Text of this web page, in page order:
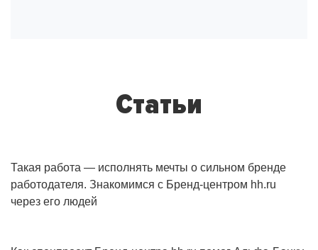
Статьи
Такая работа — исполнять мечты о сильном бренде
работодателя. Знакомимся с Бренд-центром hh.ru
через его людей